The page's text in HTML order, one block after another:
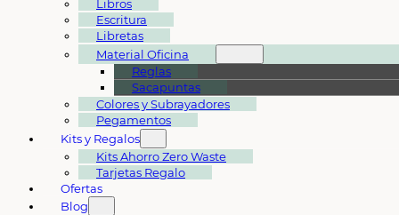
Libros
Escritura
Libretas
Material Oficina
Reglas
Sacapuntas
Colores y Subrayadores
Pegamentos
Kits y Regalos
Kits Ahorro Zero Waste
Tarjetas Regalo
Ofertas
Blog